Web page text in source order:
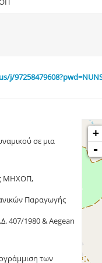
j/
+
-
σε μια
ΜΗΧΟΠ,
Παραγωγής
407/1980 & Aegean
των